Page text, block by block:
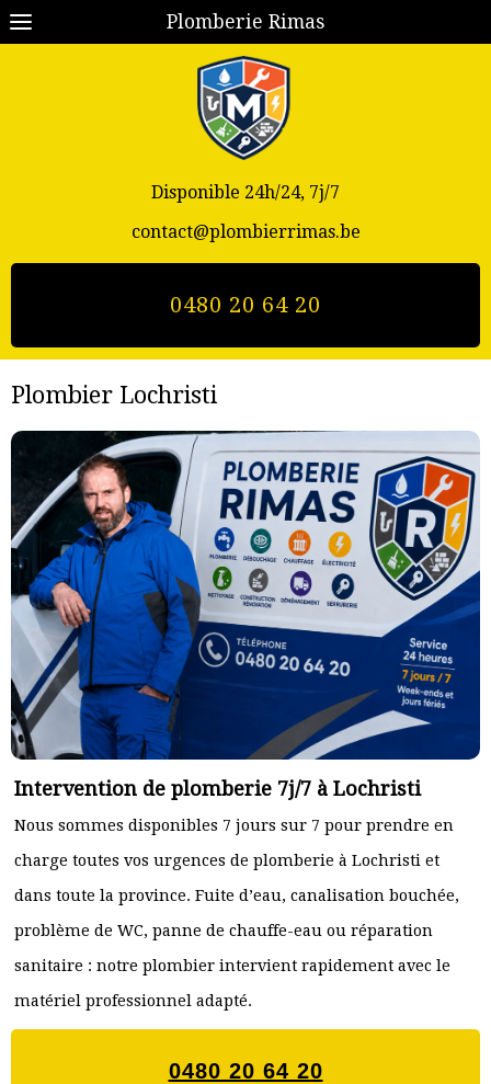
Plomberie Rimas
Disponible 24h/24, 7j/7
contact@plombierrimas.be
0480 20 64 20
Plombier Lochristi
Intervention de plomberie 7j/7 à Lochristi
Nous sommes disponibles 7 jours sur 7 pour prendre en
charge toutes vos urgences de plomberie à Lochristi et
dans toute la province. Fuite d’eau, canalisation bouchée,
problème de WC, panne de chauffe-eau ou réparation
sanitaire : notre plombier intervient rapidement avec le
matériel professionnel adapté.
0480 20 64 20